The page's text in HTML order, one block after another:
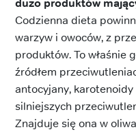
dużo produktów
Codzienna dieta
warzyw i owoców, z
produktów. To właśnie
źródłem
antocyjany,
silniejszych
Znajduje się ona w